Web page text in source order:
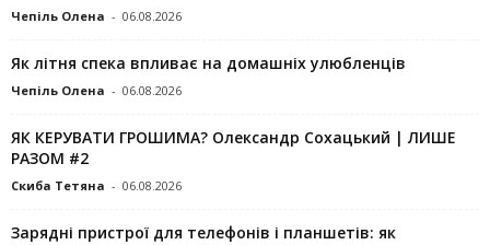
Чепіль Олена - 06.08.2026
Як літня спека впливає на домашніх улюбленців
Чепіль Олена - 06.08.2026
ЯК КЕРУВАТИ ГРОШИМА? Олександр Сохацький | ЛИШЕ
РАЗОМ #2
Скиба Тетяна - 06.08.2026
Зарядні пристрої для телефонів і планшетів: як